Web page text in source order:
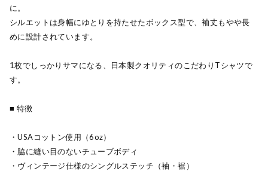
に。
シルエットは身幅にゆとりを持たせたボックス型で、袖丈もやや長
めに設計されています。
1枚でしっかりサマになる、日本製クオリティのこだわりTシャツで
す。
■ 特徴
・USAコットン使用（6oz）
・脇に縫い目のないチューブボディ
・ヴィンテージ仕様のシングルステッチ（袖・裾）